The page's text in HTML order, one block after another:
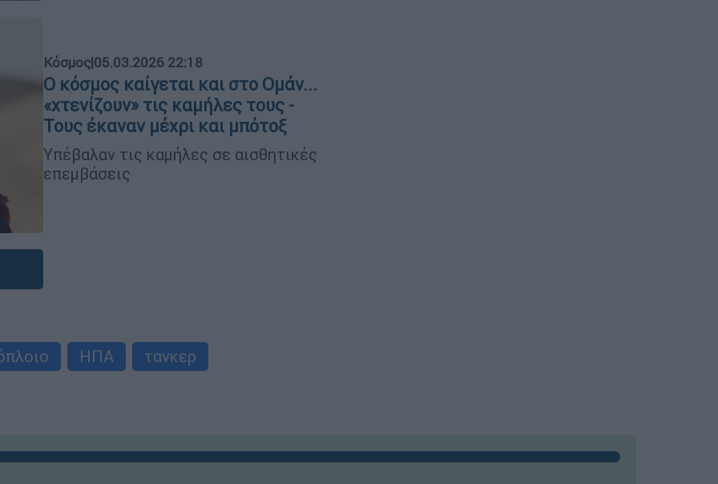
Κόσμος|05.03.2026 22:18
Ο κόσμος καίγεται και στο Ομάν...
«χτενίζουν» τις καμήλες τους -
Τους έκαναν μέχρι και μπότοξ
Υπέβαλαν τις καμήλες σε αισθητικές
επεμβάσεις
ΗΠΑ
τανκερ